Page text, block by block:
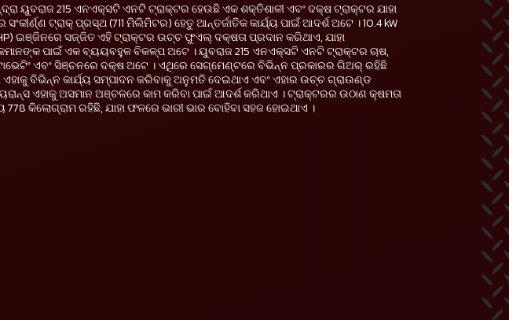
ୟୁବରାଜ 215 ଏନଏକ୍ସଟି ଏନଟି ଟ୍ରାକ୍ଟର ହେଉଛି ଏକ ଶକ୍ତିଶାଳୀ ଏବଂ ଦକ୍ଷ ଟ୍ରାକ୍ଟର ଯାହା
ସଂକୀର୍ଣ୍ଣ ଟ୍ରାକ୍ ପ୍ରସ୍ଥ (711 ମିଲିମିଟର) ହେତୁ ଆନ୍ତର୍ଜାତିକ କାର୍ଯ୍ୟ ପାଇଁ ଆଦର୍ଶ ଅଟେ । 10.4 kW
ଇଞ୍ଜିନରେ ସଜ୍ଜିତ ଏହି ଟ୍ରାକ୍ଟର ଉଚ୍ଚ ଫୁଏଲ୍ ଦକ୍ଷତା ପ୍ରଦାନ କରିଥାଏ, ଯାହା
ପାଇଁ ଏକ ବ୍ୟୟବହୁଳ ବିକଳ୍ପ ଅଟେ । ୟୁବରାଜ 215 ଏନଏକ୍ସଟି ଏନଟି ଟ୍ରାକ୍ଟର ଚାଷ,
ଏବଂ ସିଞ୍ଚନରେ ଦକ୍ଷ ଅଟେ । ଏଥିରେ ସେଗ୍ମେଣ୍ଟରେ ବିଭିନ୍ନ ପ୍ରକାରର ଗିଅର୍ ରହିଛି
ଏହାକୁ ବିଭିନ୍ନ କାର୍ଯ୍ୟ ସମ୍ପାଦନ କରିବାକୁ ଅନୁମତି ଦେଇଥାଏ ଏବଂ ଏହାର ଉଚ୍ଚ ଗ୍ରାଉଣ୍ଡ
ଏହାକୁ ଅସମାନ ଅଞ୍ଚଳରେ କାମ କରିବା ପାଇଁ ଆଦର୍ଶ କରିଥାଏ । ଟ୍ରାକ୍ଟରର ଉଠାଣ କ୍ଷମତା
778 କିଲୋଗ୍ରାମ ରହିଛି, ଯାହା ଫଳରେ ଭାରୀ ଭାର ବୋହିବା ସହଜ ହୋଇଥାଏ ।